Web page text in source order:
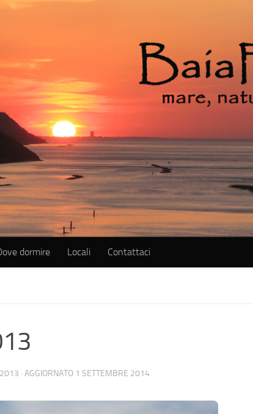
dormire Locali Contattaci
· AGGIORNATO 1 SETTEMBRE 2014